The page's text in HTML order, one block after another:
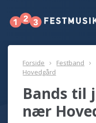
Forside Festband
Hovedgård
Bands til
nær